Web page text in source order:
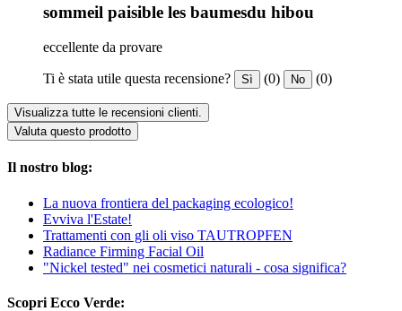
sommeil paisible les baumesdu hibou
eccellente da provare
Ti è stata utile questa recensione? Sì (0) No (0)
Visualizza tutte le recensioni clienti.
Valuta questo prodotto
Il nostro blog:
La nuova frontiera del packaging ecologico!
Evviva l'Estate!
Trattamenti con gli oli viso TAUTROPFEN
Radiance Firming Facial Oil
"Nickel tested" nei cosmetici naturali - cosa significa?
Scopri Ecco Verde: